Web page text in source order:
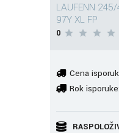
LAUFENN
97Y XL FP
0
Cena
Rok isporuke: